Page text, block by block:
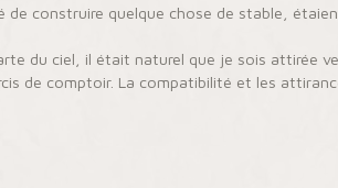
construire quelque chose de stable,
du ciel, il était naturel que je sois attirée
de comptoir. La compatibilité et les